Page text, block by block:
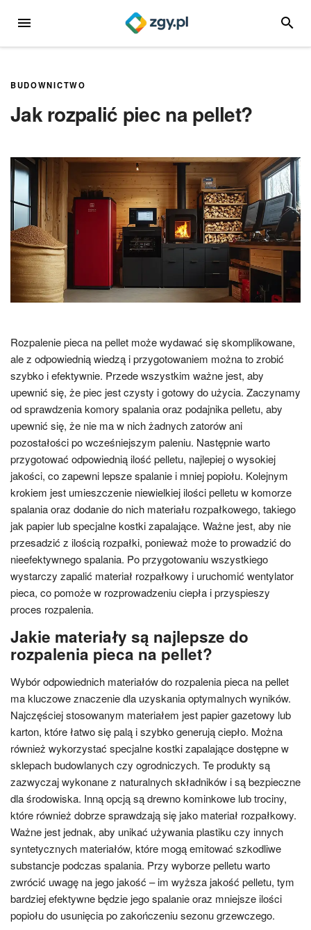
MENU
BUDOWNICTWO
Jak rozpalić piec na pellet?
Rozpalenie pieca na pellet może wydawać się skomplikowane,
ale z odpowiednią wiedzą i przygotowaniem można to zrobić
szybko i efektywnie. Przede wszystkim ważne jest, aby
upewnić się, że piec jest czysty i gotowy do użycia. Zaczynamy
od sprawdzenia komory spalania oraz podajnika pelletu, aby
upewnić się, że nie ma w nich żadnych zatorów ani
pozostałości po wcześniejszym paleniu. Następnie warto
przygotować odpowiednią ilość pelletu, najlepiej o wysokiej
jakości, co zapewni lepsze spalanie i mniej popiołu. Kolejnym
krokiem jest umieszczenie niewielkiej ilości pelletu w komorze
spalania oraz dodanie do nich materiału rozpałkowego, takiego
jak papier lub specjalne kostki zapalające. Ważne jest, aby nie
przesadzić z ilością rozpałki, ponieważ może to prowadzić do
nieefektywnego spalania. Po przygotowaniu wszystkiego
wystarczy zapalić materiał rozpałkowy i uruchomić wentylator
pieca, co pomoże w rozprowadzeniu ciepła i przyspieszy
proces rozpalenia.
Jakie materiały są najlepsze do
rozpalenia pieca na pellet?
Wybór odpowiednich materiałów do rozpalenia pieca na pellet
ma kluczowe znaczenie dla uzyskania optymalnych wyników.
Najczęściej stosowanym materiałem jest papier gazetowy lub
karton, które łatwo się palą i szybko generują ciepło. Można
również wykorzystać specjalne kostki zapalające dostępne w
sklepach budowlanych czy ogrodniczych. Te produkty są
zazwyczaj wykonane z naturalnych składników i są bezpieczne
dla środowiska. Inną opcją są drewno kominkowe lub trociny,
które również dobrze sprawdzają się jako materiał rozpałkowy.
Ważne jest jednak, aby unikać używania plastiku czy innych
syntetycznych materiałów, które mogą emitować szkodliwe
substancje podczas spalania. Przy wyborze pelletu warto
zwrócić uwagę na jego jakość – im wyższa jakość pelletu, tym
bardziej efektywne będzie jego spalanie oraz mniejsze ilości
popiołu do usunięcia po zakończeniu sezonu grzewczego.